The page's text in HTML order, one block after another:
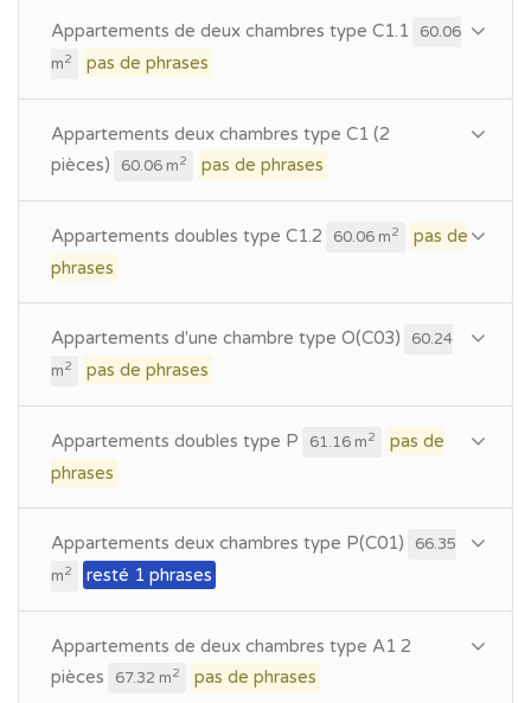
Appartements de deux chambres type C1.1
60.06
m2 pas de phrases
Appartements deux chambres type C1 (2
pièces)
60.06 m2 pas de phrases
Appartements doubles type C1.2 60.06 m2
pas de
phrases
Appartements d'une chambre type O(C03)
60.24
m2 pas de phrases
Appartements doubles type P 61.16 m2
pas de
phrases
Appartements deux chambres type P(C01)
66.35
m2 resté 1 phrases
Appartements de deux chambres type A1 2
pièces
67.32 m2 pas de phrases